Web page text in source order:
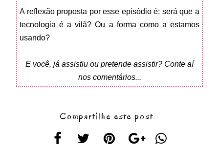
A reflexão proposta por esse episódio é: será que a
tecnologia é a vilã? Ou a forma como a estamos
usando?
E você, já assistiu ou pretende assistir? Conte aí
nos comentários...
Compartilhe este post